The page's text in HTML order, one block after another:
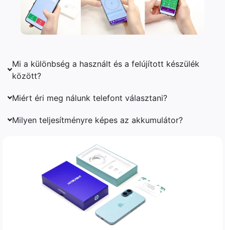
Mi a különbség a használt és a felújított készülék
között?
Miért éri meg nálunk telefont választani?
Milyen teljesítményre képes az akkumulátor?